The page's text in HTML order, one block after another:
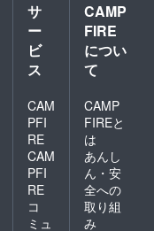
サ
ー
ビ
ス
CAM
PFI
RE
CAM
PFI
RE
コ
ミュ
CAMP
FIRE
につい
て
CAMP
FIREと
は
あんし
ん・安
全への
取り組
み